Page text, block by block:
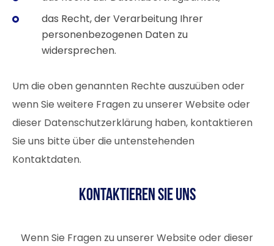
das Recht, der Verarbeitung Ihrer
personenbezogenen Daten zu
widersprechen.
Um die oben genannten Rechte auszuüben oder
wenn Sie weitere Fragen zu unserer Website oder
dieser Datenschutzerklärung haben, kontaktieren
Sie uns bitte über die untenstehenden
Kontaktdaten.
Kontaktieren Sie uns
Wenn Sie Fragen zu unserer Website oder dieser